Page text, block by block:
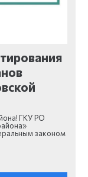
ГКУ РО
законом